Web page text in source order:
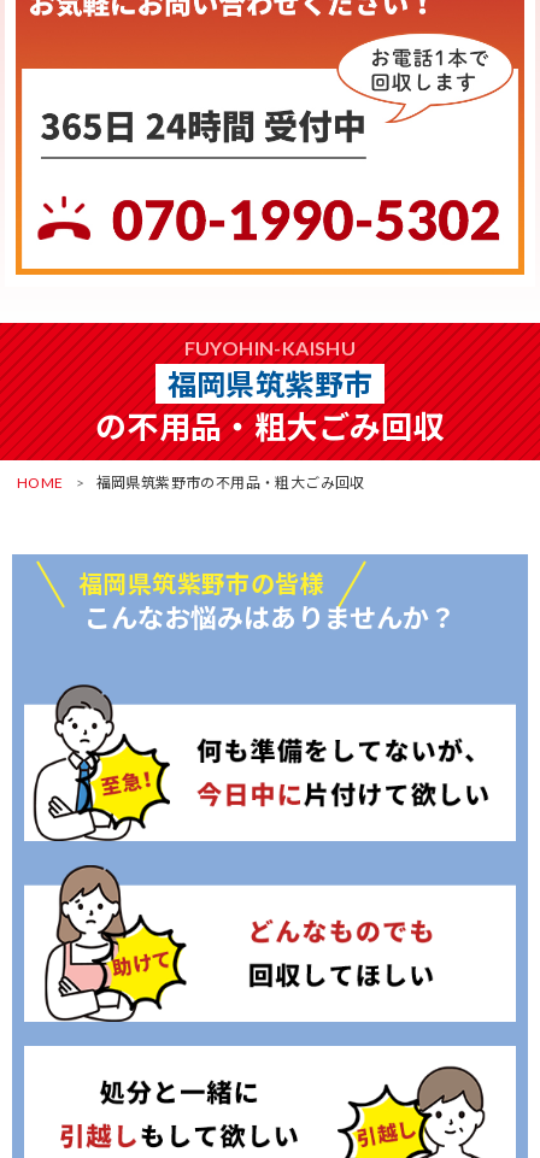
FUYOHIN-KAISHU
福岡県筑紫野市
の不用品・粗大ごみ回収
HOME 福岡県筑紫野市の不用品・粗大ごみ回収
福岡県筑紫野市の皆様
こんなお悩みはありませんか？